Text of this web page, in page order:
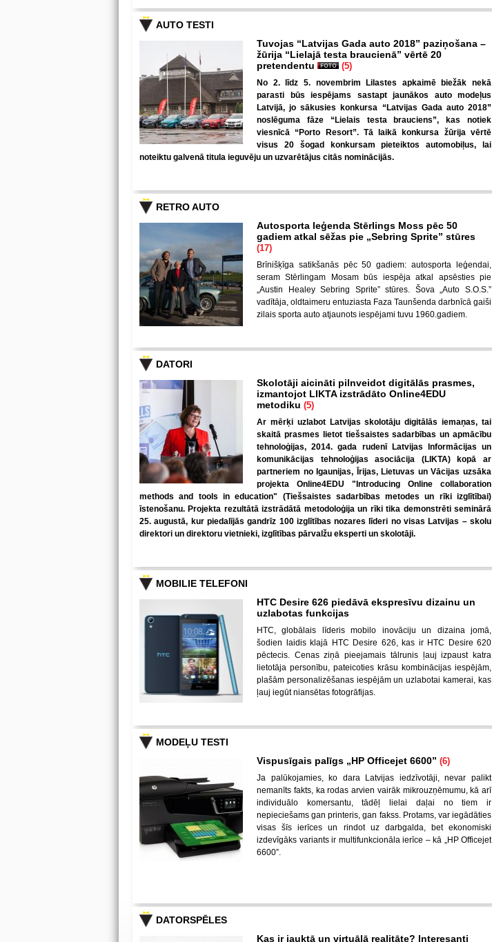
AUTO TESTI
Tuvojas “Latvijas Gada auto 2018” paziņošana –
žūrija “Lielajā testa braucienā” vērtē 20
pretendentu
(5)
No 2. līdz 5. novembrim Lilastes apkaimē biežāk nekā
parasti būs iespējams sastapt jaunākos auto modeļus
Latvijā, jo sākusies konkursa “Latvijas Gada auto 2018”
noslēguma fāze “Lielais testa brauciens”, kas notiek
viesnīcā “Porto Resort”. Tā laikā konkursa žūrija vērtē
visus 20 šogad konkursam pieteiktos automobiļus, lai
noteiktu galvenā titula ieguvēju un uzvarētājus citās nominācijās.
RETRO AUTO
Autosporta leģenda Stērlings Moss pēc 50
gadiem atkal sēžas pie „Sebring Sprite” stūres
(17)
Brīnišķīga satikšanās pēc 50 gadiem: autosporta leģendai,
seram Stērlingam Mosam būs iespēja atkal apsēsties pie
„Austin Healey Sebring Sprite” stūres. Šova „Auto S.O.S.”
vadītāja, oldtaimeru entuziasta Faza Taunšenda darbnīcā gaiši
zilais sporta auto atjaunots iespējami tuvu 1960.gadiem.
DATORI
Skolotāji aicināti pilnveidot digitālās prasmes,
izmantojot LIKTA izstrādāto Online4EDU
metodiku (5)
Ar mērķi uzlabot Latvijas skolotāju digitālās iemaņas, tai
skaitā prasmes lietot tiešsaistes sadarbības un apmācību
tehnoloģijas, 2014. gada rudenī Latvijas Informācijas un
komunikācijas tehnoloģijas asociācija (LIKTA) kopā ar
partneriem no Igaunijas, Īrijas, Lietuvas un Vācijas uzsāka
projekta Online4EDU "Introducing Online collaboration
methods and tools in education" (Tiešsaistes sadarbības metodes un rīki izglītībai)
īstenošanu. Projekta rezultātā izstrādātā metodoloģija un rīki tika demonstrēti seminārā
25. augustā, kur piedalījās gandrīz 100 izglītības nozares līderi no visas Latvijas – skolu
direktori un direktoru vietnieki, izglītības pārvalžu eksperti un skolotāji.
MOBILIE TELEFONI
HTC Desire 626 piedāvā ekspresīvu dizainu un
uzlabotas funkcijas
HTC, globālais līderis mobilo inovāciju un dizaina jomā,
šodien laidis klajā HTC Desire 626, kas ir HTC Desire 620
pēctecis. Cenas ziņā pieejamais tālrunis ļauj izpaust katra
lietotāja personību, pateicoties krāsu kombinācijas iespējām,
plašām personalizēšanas iespējām un uzlabotai kamerai, kas
ļauj iegūt niansētas fotogrāfijas.
MODEĻU TESTI
Vispusīgais palīgs „HP Officejet 6600” (6)
Ja palūkojamies, ko dara Latvijas iedzīvotāji, nevar palikt
nemanīts fakts, ka rodas arvien vairāk mikrouzņēmumu, kā arī
individuālo komersantu, tādēļ lielai daļai no tiem ir
nepieciešams gan printeris, gan fakss. Protams, var iegādāties
visas šīs ierīces un rindot uz darbgalda, bet ekonomiski
izdevīgāks variants ir multifunkcionāla ierīce – kā „HP Officejet
6600”.
DATORSPĒLES
Kas ir jauktā un virtuālā realitāte? Interesanti